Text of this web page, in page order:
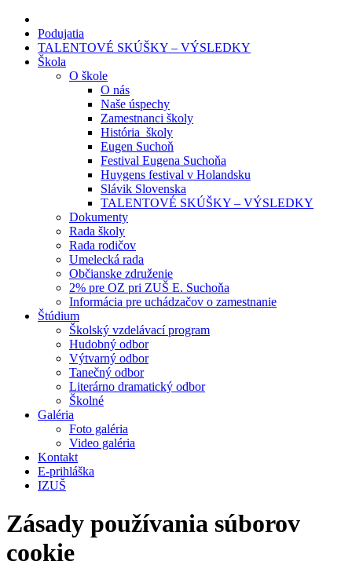
Podujatia
TALENTOVÉ SKÚŠKY – VÝSLEDKY
Škola
O škole
O nás
Naše úspechy
Zamestnanci školy
História školy
Eugen Suchoň
Festival Eugena Suchoňa
Huygens festival v Holandsku
Slávik Slovenska
TALENTOVÉ SKÚŠKY – VÝSLEDKY
Dokumenty
Rada školy
Rada rodičov
Umelecká rada
Občianske združenie
2% pre OZ pri ZUŠ E. Suchoňa
Informácia pre uchádzačov o zamestnanie
Štúdium
Školský vzdelávací program
Hudobný odbor
Výtvarný odbor
Tanečný odbor
Literárno dramatický odbor
Školné
Galéria
Foto galéria
Video galéria
Kontakt
E-prihláška
IZUŠ
Zásady používania súborov
cookie